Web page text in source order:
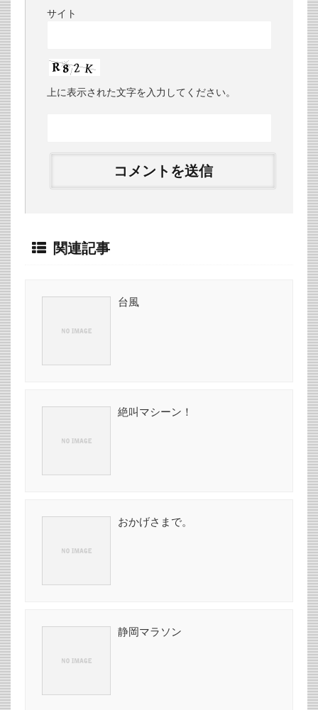
サイト
上に表示された文字を入力してください。
関連記事
台風
絶叫マシーン！
おかげさまで。
静岡マラソン